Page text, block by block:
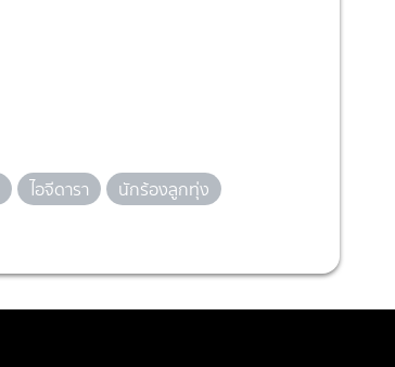
ไอจีดารา นักร้องลูกทุ่ง